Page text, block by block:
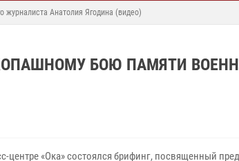
журналиста Анатолия Ягодина (видео)
БОЮ ПАМЯТИ
центре «Ока» состоялся брифинг, посвященный